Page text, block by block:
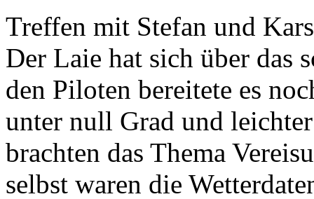
Treffen mit Stefan und
Der Laie hat sich über das
den Piloten bereitete es
unter null Grad und
brachten das Thema
selbst waren die